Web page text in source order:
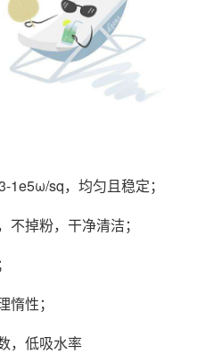
1e5ω/sq，均匀且稳定；
掉粉，干净清洁；
性；
，低吸水率